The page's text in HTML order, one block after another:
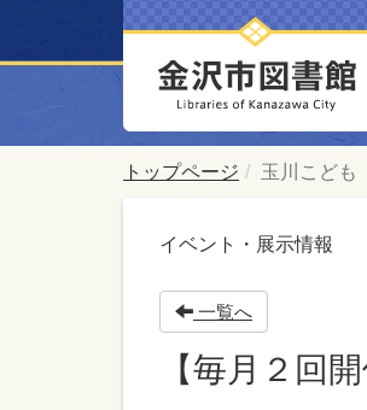
トップページ 玉川こども
イベント・展示情報
一覧へ
【毎月２回